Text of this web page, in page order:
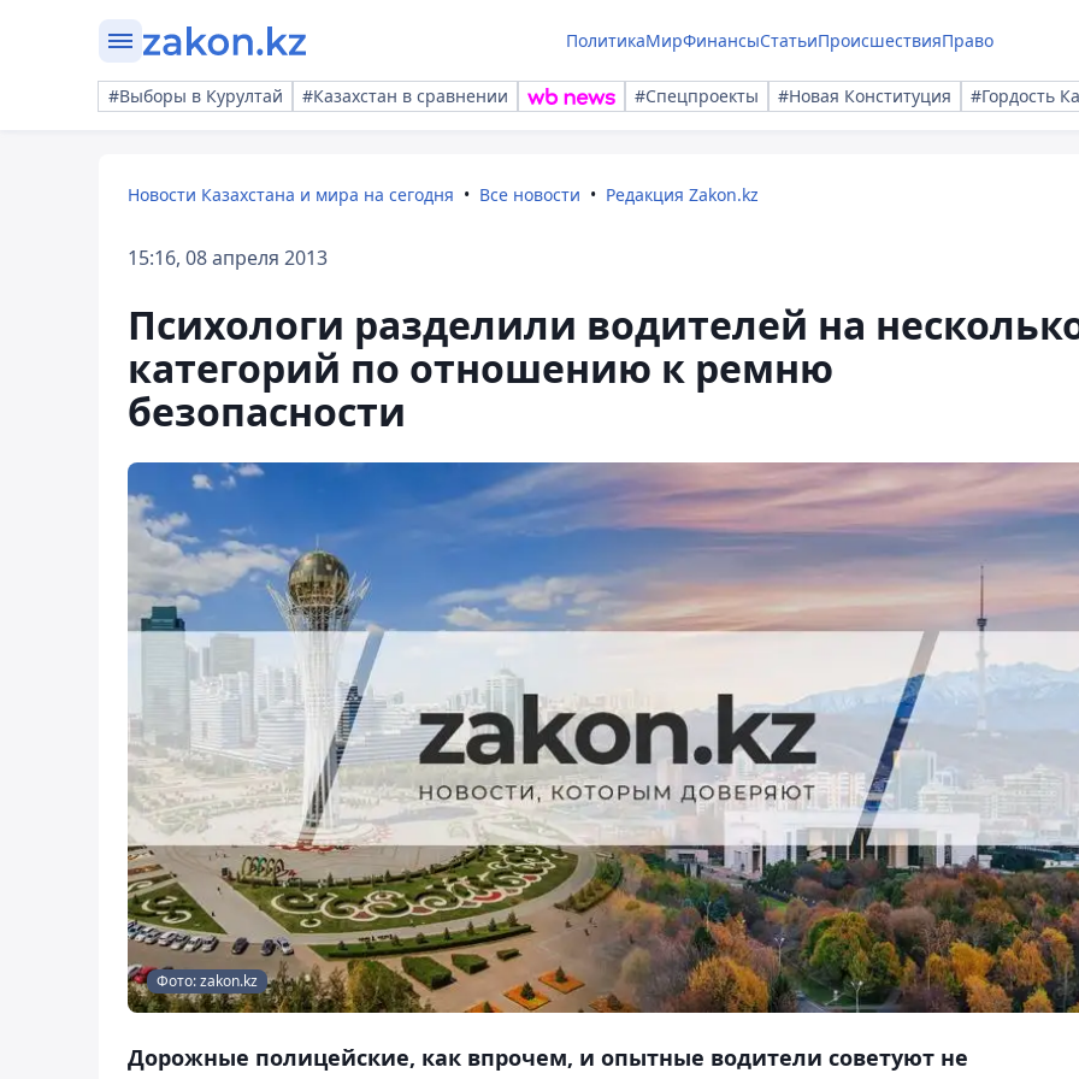
ПолитикаМирФинансыСтатьиПроисшествияПраво
#Выборы в Курултай #Казахстан в сравнении #Спецпроекты #Новая Конституция #Гордость
Новости Казахстана и мира на сегодня Все новости Редакция Zakon.kz
15:16, 08 апреля 2013
Психологи разделили водителей на
категорий по отношению к ремню
безопасности
Фото: zakon.kz
Дорожные полицейские, как впрочем, и опытные водители советуют не